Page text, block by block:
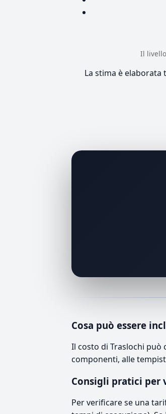
Il
La stima è
Cosa può essere
Il costo di Traslochi può
componenti, alle
Consigli pratici per
Per verificare se una